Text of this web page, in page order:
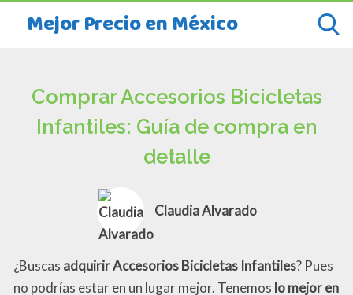
Mejor Precio en México
Comprar Accesorios Bicicletas
Infantiles: Guía de compra en
detalle
Claudia Alvarado
¿Buscas adquirir Accesorios Bicicletas Infantiles? Pues
no podrías estar en un lugar mejor. Tenemos lo mejor en